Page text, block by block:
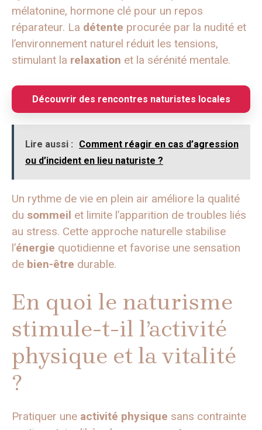
mélatonine, hormone clé pour un repos
réparateur. La détente procurée par la nudité et
l’environnement naturel réduit les tensions,
stimulant la relaxation et la sérénité mentale.
Découvrir des rencontres naturistes locales
Lire aussi :
Comment réagir en cas d’agression
ou d’incident en lieu naturiste ?
Un rythme de vie en plein air améliore la qualité
du sommeil et limite l’apparition de troubles liés
au stress. Cette approche naturelle stabilise
l’énergie quotidienne et favorise une sensation
de bien-être durable.
En quoi le naturisme
stimule-t-il l’activité
physique et la vitalité
?
Pratiquer une activité physique sans contrainte